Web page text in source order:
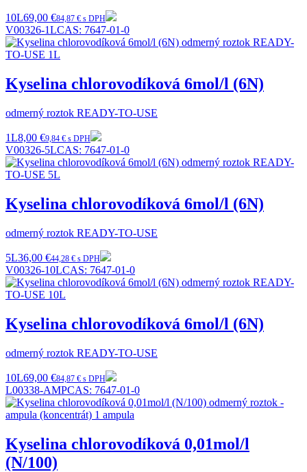
10L69,00 €84,87 € s DPH
V00326-1LCAS: 7647-01-0
Kyselina chlorovodíková 6mol/l (6N)
odmerný roztok READY-TO-USE
1L8,00 €9,84 € s DPH
V00326-5LCAS: 7647-01-0
Kyselina chlorovodíková 6mol/l (6N)
odmerný roztok READY-TO-USE
5L36,00 €44,28 € s DPH
V00326-10LCAS: 7647-01-0
Kyselina chlorovodíková 6mol/l (6N)
odmerný roztok READY-TO-USE
10L69,00 €84,87 € s DPH
L00338-AMPCAS: 7647-01-0
Kyselina chlorovodíková 0,01mol/l
(N/100)